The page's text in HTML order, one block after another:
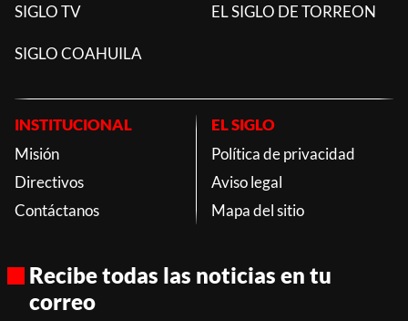
SIGLO TV EL SIGLO DE TORREON
SIGLO COAHUILA
INSTITUCIONAL
Misión
Directivos
Contáctanos
EL SIGLO
Política de privacidad
Aviso legal
Mapa del sitio
Recibe todas las noticias en tu
correo